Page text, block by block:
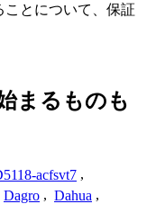
とについて、保証
まるものも
acfsvt7 ,
Dagro , Dahua ,